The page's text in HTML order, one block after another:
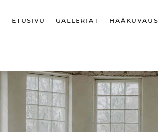
ETUSIVU GALLERIAT HÄÄKUVAUS